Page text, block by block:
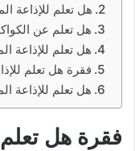
هل تعلم للإذاعة
هل تعلم عن
هل تعلم للإذاعة
فقرة هل تعلم
هل تعلم للإذاعة
فقرة هل